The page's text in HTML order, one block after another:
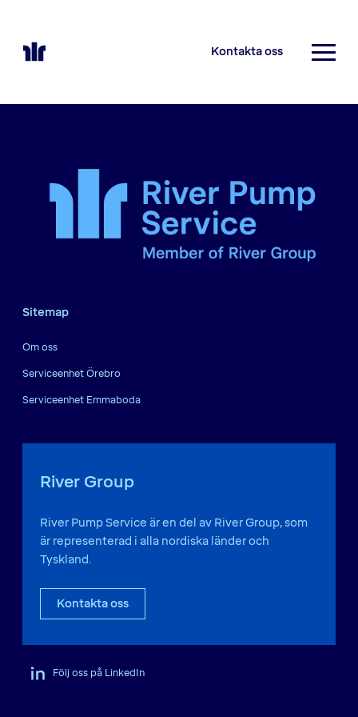
Kontakta oss
Sitemap
Om oss
Serviceenhet Örebro
Serviceenhet Emmaboda
River Group
River Pump Service är en del av River Group, som
är representerad i alla nordiska länder och
Tyskland.
Kontakta oss
Följ oss på LinkedIn